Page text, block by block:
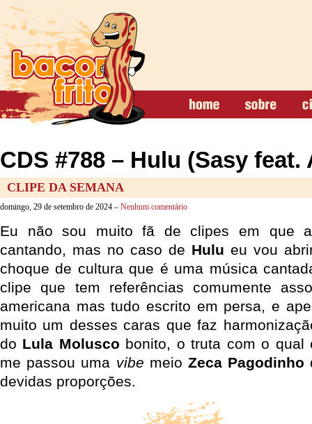
CDS #788 – Hulu (Sasy feat.
CLIPE DA SEMANA
domingo, 29 de setembro de 2024 – Nenhum comentário
Eu não sou muito fã de clipes em que
cantando, mas no caso de Hulu eu vou
choque de cultura que é uma música
clipe que tem referências comumente
americana mas tudo escrito em persa, e
muito um desses caras que faz
do Lula Molusco bonito, o truta com o
me passou uma vibe meioZeca Pagodinho
devidas proporções.